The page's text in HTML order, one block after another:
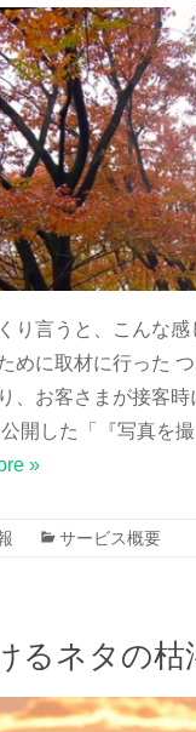
り言うと、こんな
めに取材に行った
、お客さまが接客
開した「『写真を
»
サービス概要
るネタの